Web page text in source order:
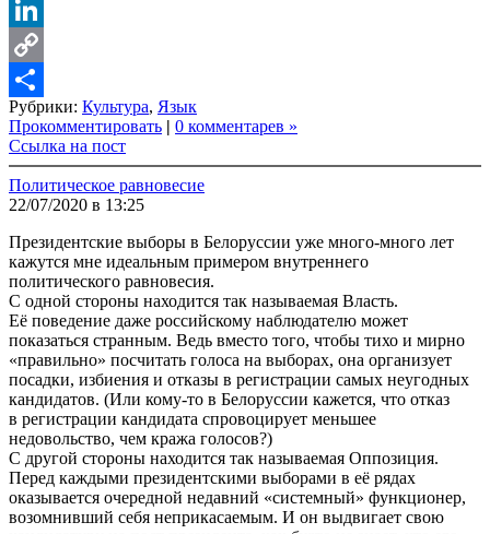
VK
LinkedIn
Copy
Link
Share
Рубрики: Культура, Язык
Прокомментировать | 0 комментарев »
Ссылка на пост
Политическое равновесие
22/07/2020 в 13:25
Президентские выборы в Белоруссии уже много-много лет
кажутся мне идеальным примером внутреннего
политического равновесия.
С одной стороны находится так называемая Власть.
Её поведение даже российскому наблюдателю может
показаться странным. Ведь вместо того, чтобы тихо и мирно
«правильно» посчитать голоса на выборах, она организует
посадки, избиения и отказы в регистрации самых неугодных
кандидатов. (Или кому-то в Белоруссии кажется, что отказ
в регистрации кандидата спровоцирует меньшее
недовольство, чем кража голосов?)
С другой стороны находится так называемая Оппозиция.
Перед каждыми президентскими выборами в её рядах
оказывается очередной недавний «системный» функционер,
возомнивший себя неприкасаемым. И он выдвигает свою